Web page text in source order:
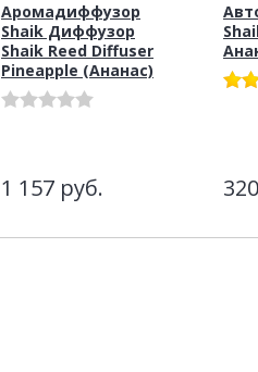
Аромадиффузор
Shaik Диффузор
Shaik Reed Diffuser
Pineapple (Ананас)
1 157 руб. 320